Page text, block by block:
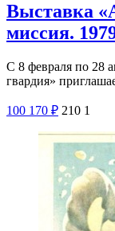
Выставка
миссия.
С 8 февраля по 28
гвардия»
100 170 ₽ 210 1